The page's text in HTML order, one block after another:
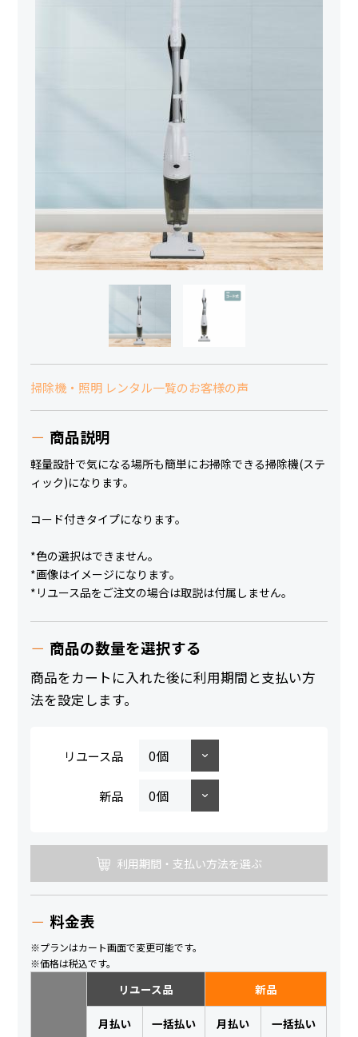
掃除機・照明 レンタル一覧のお客様の声
商品説明
軽量設計で気になる場所も簡単にお掃除できる掃除機(ステ
ィック)になります。
コード付きタイプになります。
*色の選択はできません。
*画像はイメージになります。
*リユース品をご注文の場合は取説は付属しません。
商品の数量を選択する
商品をカートに入れた後に利用期間と支払い方
法を設定します。
リユース品
新品
利用期間・支払い方法を選ぶ
料金表
※プランはカート画面で変更可能です。
※価格は税込です。
リユース品 新品
月払い 一括払い 月払い 一括払い